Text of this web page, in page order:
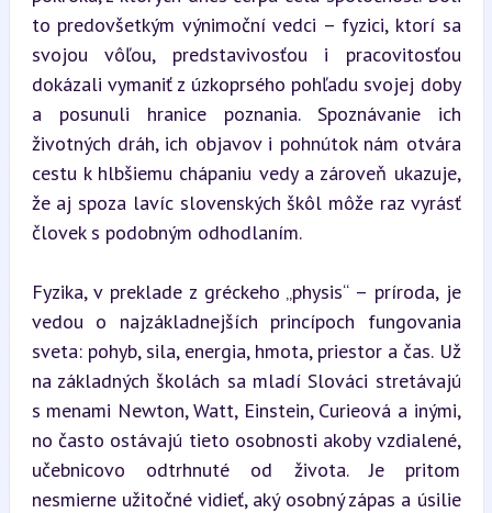
to predovšetkým výnimoční vedci – fyzici, ktorí sa
svojou vôľou, predstavivosťou i pracovitosťou
dokázali vymaniť z úzkoprsého pohľadu svojej doby
a posunuli hranice poznania. Spoznávanie ich
životných dráh, ich objavov i pohnútok nám otvára
cestu k hlbšiemu chápaniu vedy a zároveň ukazuje,
že aj spoza lavíc slovenských škôl môže raz vyrásť
človek s podobným odhodlaním.
Fyzika, v preklade z gréckeho „physis“ – príroda, je
vedou o najzákladnejších princípoch fungovania
sveta: pohyb, sila, energia, hmota, priestor a čas. Už
na základných školách sa mladí Slováci stretávajú
s menami Newton, Watt, Einstein, Curieová a inými,
no často ostávajú tieto osobnosti akoby vzdialené,
učebnicovo odtrhnuté od života. Je pritom
nesmierne užitočné vidieť, aký osobný zápas a úsilie